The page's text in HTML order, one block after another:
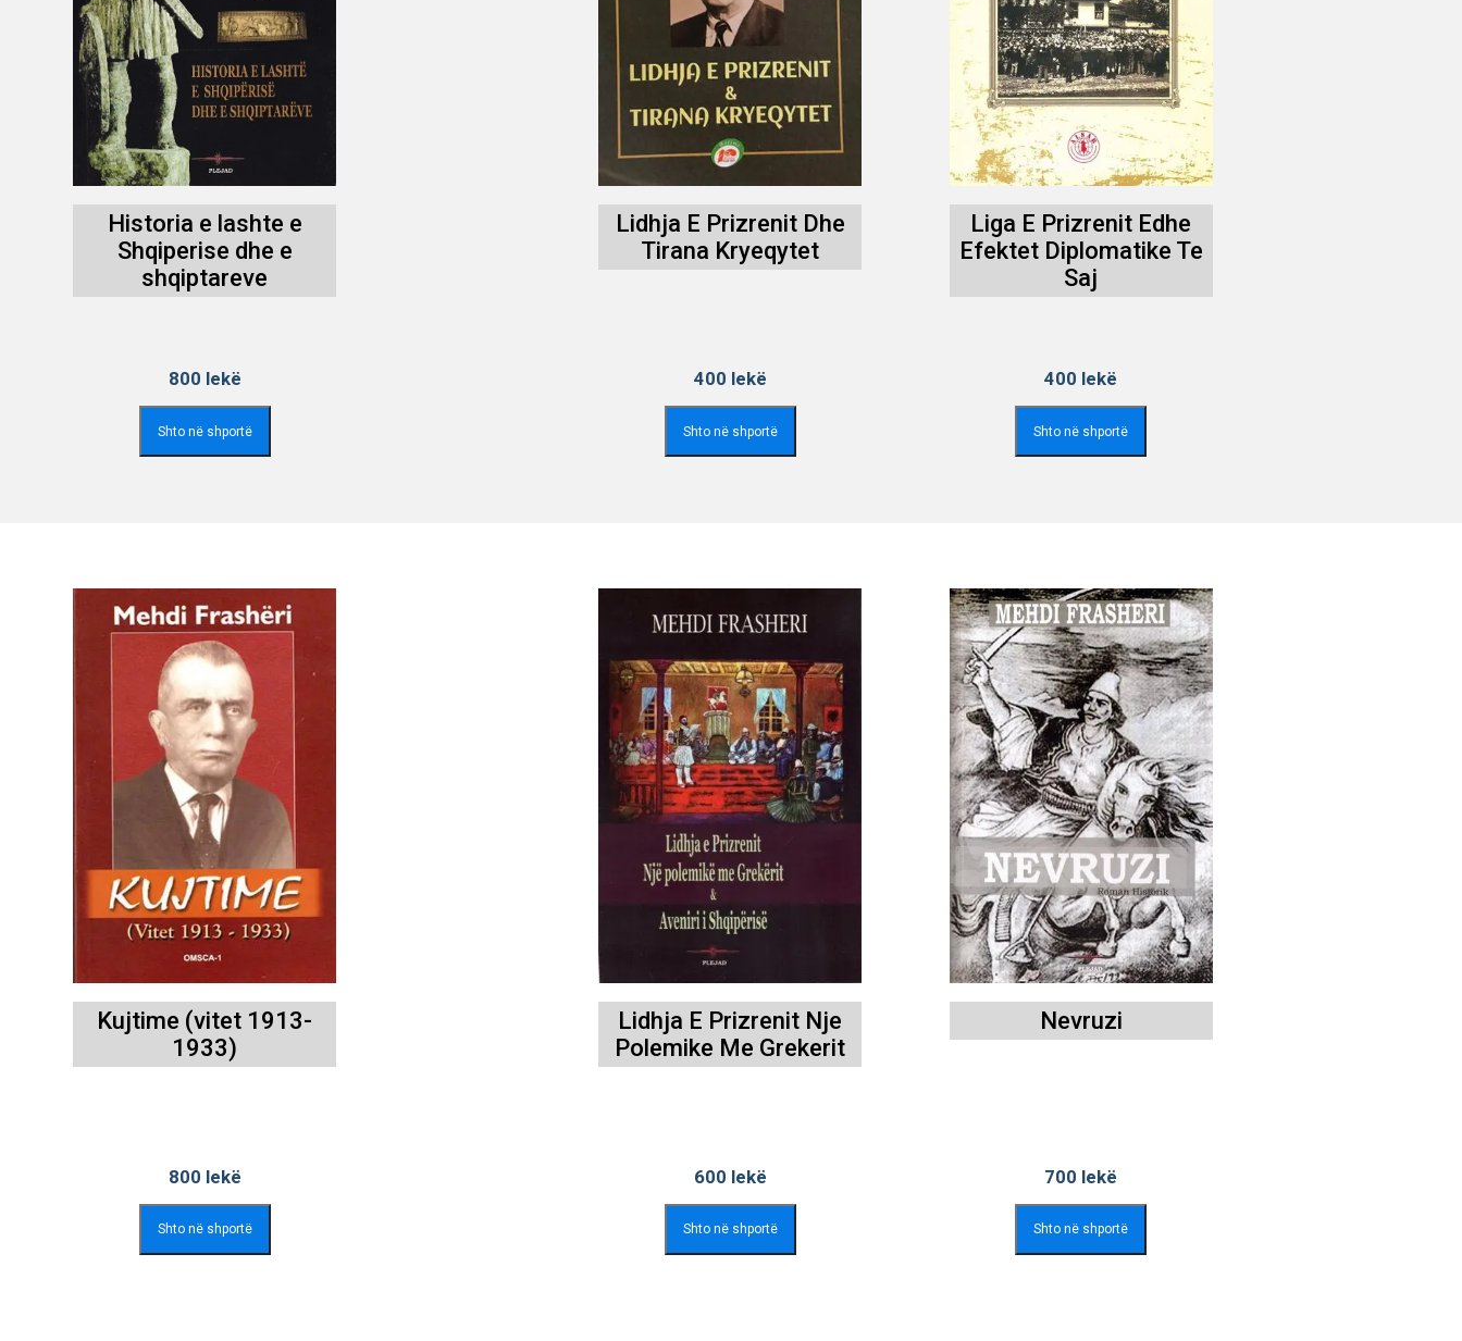
Historia e lashte e
Shqiperise dhe e
shqiptareve
800 lekë
Shto në shportë
Lidhja E Prizrenit Dhe
Tirana Kryeqytet
400 lekë
Shto në shportë
Liga E Prizrenit Edhe
Efektet Diplomatike Te
Saj
400 lekë
Shto në shportë
Kujtime (vitet 1913-
1933)
800 lekë
Shto në shportë
Lidhja E Prizrenit Nje
Polemike Me Grekerit
600 lekë
Shto në shportë
Nevruzi
700 lekë
Shto në shportë